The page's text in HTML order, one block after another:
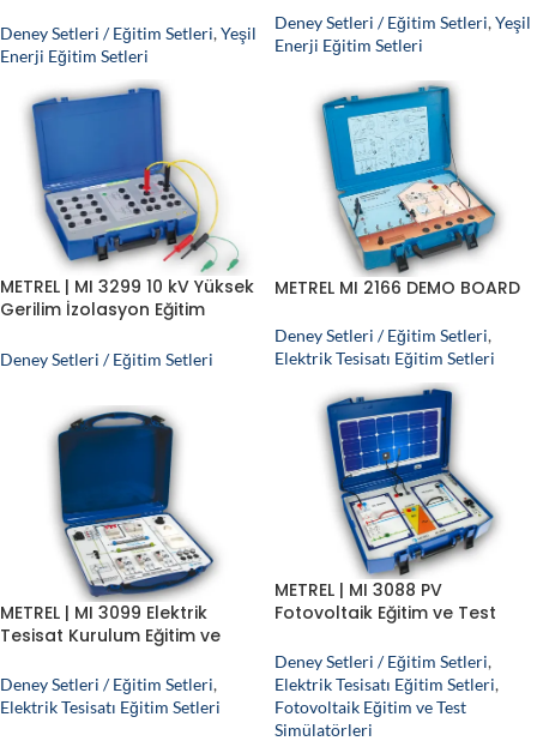
Deney Setleri / Eğitim Setleri,Yeşil
Enerji Eğitim Setleri
Deney Setleri / Eğitim Setleri,Yeşil
Enerji Eğitim Setleri
METREL | MI 3299 10 kV Yüksek
Gerilim İzolasyon Eğitim
Deney Setleri / Eğitim Setleri
METREL MI 2166 DEMO BOARD
Deney Setleri / Eğitim Setleri,
Elektrik Tesisatı Eğitim Setleri
METREL | MI 3099 Elektrik
Tesisat Kurulum Eğitim ve
Deney Setleri / Eğitim Setleri,
Elektrik Tesisatı Eğitim Setleri
METREL | MI 3088 PV
Fotovoltaik Eğitim ve Test
Deney Setleri / Eğitim Setleri,
Elektrik Tesisatı Eğitim Setleri,
Fotovoltaik Eğitim ve Test
Simülatörleri